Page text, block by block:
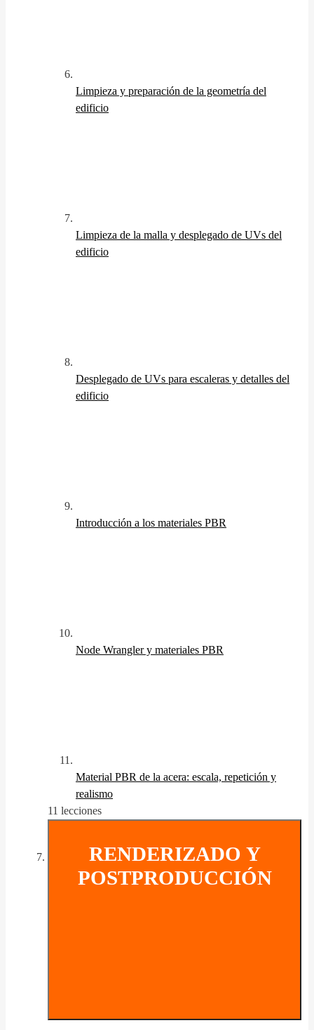
Limpieza y preparación de la geometría del
edificio
Limpieza de la malla y desplegado de UVs del
edificio
Desplegado de UVs para escaleras y detalles del
edificio
Introducción a los materiales PBR
Node Wrangler y materiales PBR
Material PBR de la acera: escala, repetición y
realismo
11 lecciones
RENDERIZADO Y
POSTPRODUCCIÓN